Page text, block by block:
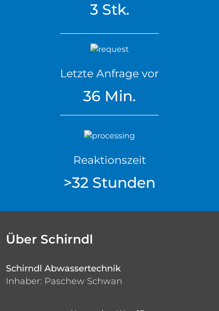
3 Stk.
Letzte Anfrage vor
36 Min.
Reaktionszeit
>32 Stunden
Über Schirndl
Schirndl Abwassertechnik
Inhaber: Paschew Schwan